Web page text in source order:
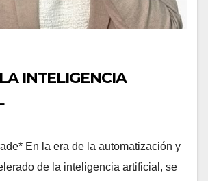
INTELIGENCIA
En la era de la automatización y
de la inteligencia artificial, se